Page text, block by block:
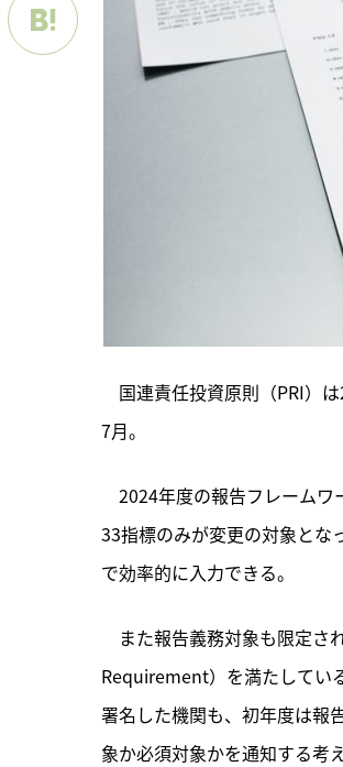
国連責任投資原則（PRI）
7月。
2024年度の報告フレームワ
33指標のみが変更の対象とな
で効率的に入力できる。
また報告義務対象も限定さ
Requirement）を満たしてい
署名した機関も、初年度は報
象か必須対象かを通知する考